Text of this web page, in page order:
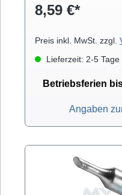
8,59 €*
Preis inkl. MwSt. zzgl.
Lieferzeit: 2-5 Tage
Betriebsferien
Angaben